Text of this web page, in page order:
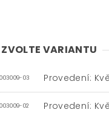
ZVOLTE VARIANTU
003009-03 Provedení:
003009-02 Provedení: